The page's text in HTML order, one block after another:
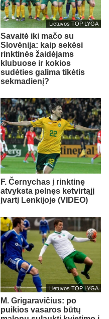
Lietuvos TOP LYGA
Savaitė iki mačo su
Slovėnija: kaip sekėsi
rinktinės žaidėjams
klubuose ir kokios
sudėties galima tikėtis
sekmadienį?
F. Černychas į rinktinę
atvyksta pelnęs ketvirtąjį
įvartį Lenkijoje (VIDEO)
Lietuvos TOP LYGA
M. Grigaravičius: po
puikios vasaros būtų